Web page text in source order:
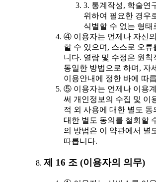
3. 통계작성, 학술연
위하여 필요한 경우
식별할 수 없는 형태
④ 이용자는 언제나 자신
할 수 있으며, 스스로 오류
니다. 열람 및 수정은 원
동일한 방법으로 하며, 자
이용안내에 정한 바에 따
⑤ 이용자는 언제나 이용
써 개인정보의 수집 및 이
적 외 사용에 대한 별도 동
대한 별도 동의를 철회할
의 방법은 이 약관에서 별
따릅니다.
제 16 조 (이용자의 의무)